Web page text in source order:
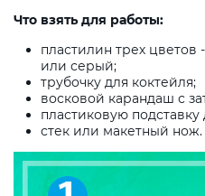
Что взять для работы:
пластилин трех
или серый;
трубочку для коктейля;
восковой карандаш с
пластиковую
стек или макетный нож.